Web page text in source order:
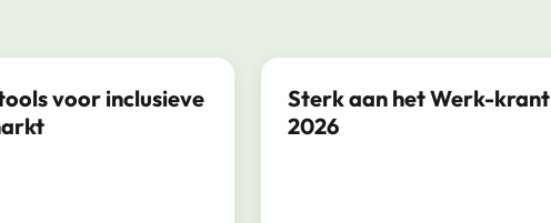
voor inclusieve
Sterk aan het Werk-krant
2026